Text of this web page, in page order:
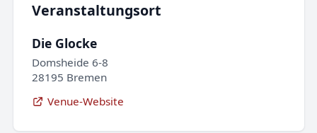
Veranstaltungsort
Die Glocke
Domsheide 6-8
28195 Bremen
Venue-Website